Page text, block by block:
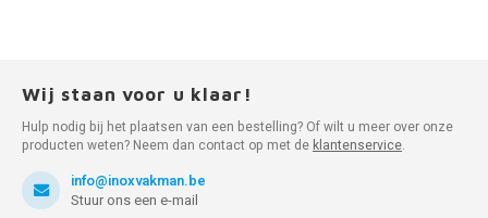
Wij staan voor u klaar!
Hulp nodig bij het plaatsen van een bestelling? Of wilt u meer over onze
producten weten? Neem dan contact op met de klantenservice.
info@inoxvakman.be
Stuur ons een e-mail